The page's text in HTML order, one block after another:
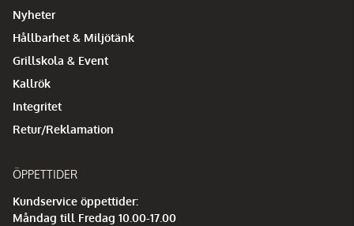
Nyheter
Hållbarhet & Miljötänk
Grillskola & Event
Kallrök
Integritet
Retur/Reklamation
ÖPPETTIDER
Kundservice öppettider:
Måndag till Fredag 10.00-17.00